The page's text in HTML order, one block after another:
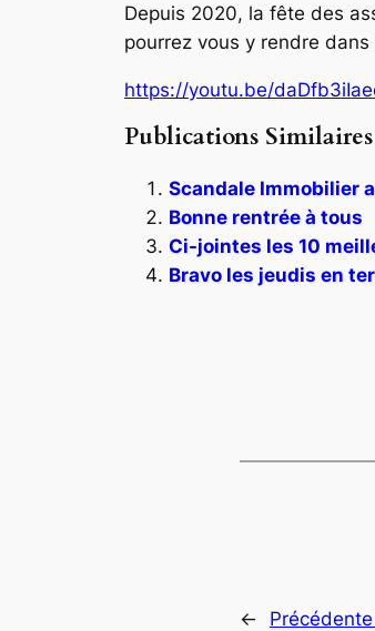
Depuis 2020, la fête des
pourrez vous y rendre
https://youtu.be/
Publications
Scandale Immobilier
Bonne rentrée à tous
Ci-jointes les 10
Bravo les jeudis en
←